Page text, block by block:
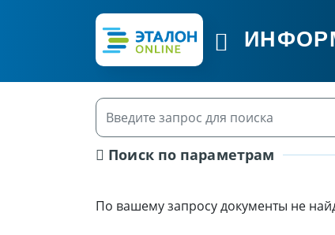
Поиск по параметрам
По вашему запросу документы не